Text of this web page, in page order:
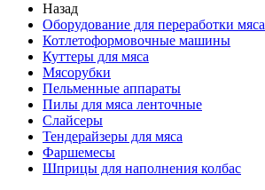
Назад
Оборудование для переработки мяса
Котлетоформовочные машины
Куттеры для мяса
Мясорубки
Пельменные аппараты
Пилы для мяса ленточные
Слайсеры
Тендерайзеры для мяса
Фаршемесы
Шприцы для наполнения колбас